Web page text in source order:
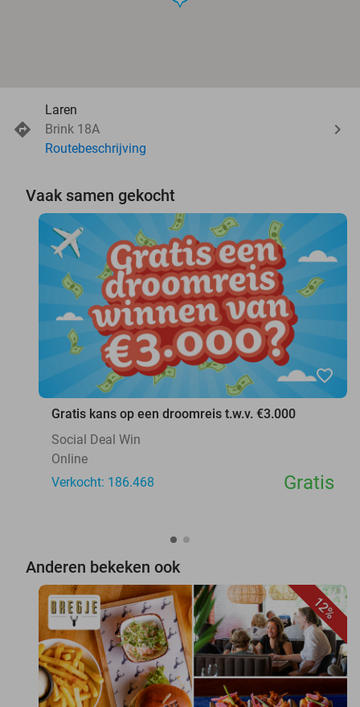
Laren
Brink 18A
Routebeschrijving
Vaak samen gekocht
favorite_border
Gratis kans op een droomreis t.w.v. €3.000
Social Deal Win
Online
Verkocht: 186.468
Gratis
Anderen bekeken ook
12%